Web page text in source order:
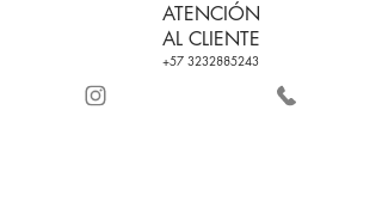
ATENCIÓN
AL CLIENTE
+57 3232885243